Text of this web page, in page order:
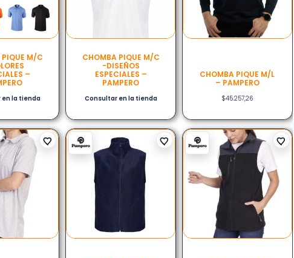
M/C
–
la tienda
CHOMBA PIQUE M/C
-DISEÑOS
ESPECIALES –
PAMPERO
Consultar en la tienda
CHOMBA PIQUE M/L
– PAMPERO
$45.257,26